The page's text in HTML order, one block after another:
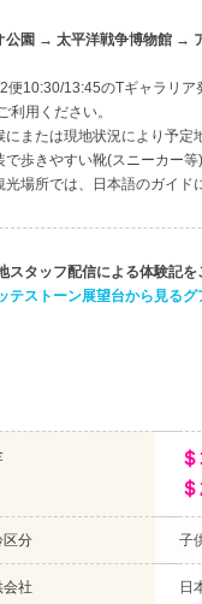
公園 → 太平洋戦争博物館 →
10:30/13:45のTギャラリア
利用ください。
または現地状況により予定
歩きやすい靴(スニーカー等)
場所では、日本語のガイド
スタッフ配信による体験記を
テストーン展望台から見るグ
区分 子
会社 日